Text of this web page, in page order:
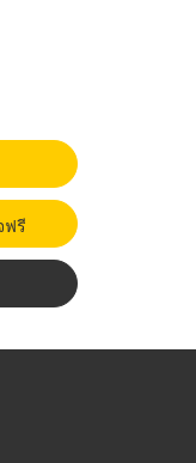
ฟรี